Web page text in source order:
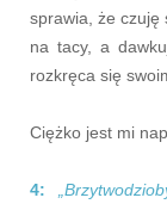
sprawia, że czuję
na tacy, a
rozkręca się
Ciężko jest mi
4: